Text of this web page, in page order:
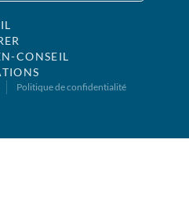
CONSEIL
Politique de confidentialité